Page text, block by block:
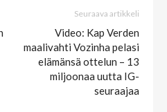
Seuraava artikkeli
Video: Kap Verden
maalivahti Vozinha pelasi
elämänsä ottelun – 13
miljoonaa uutta IG-
seuraajaa